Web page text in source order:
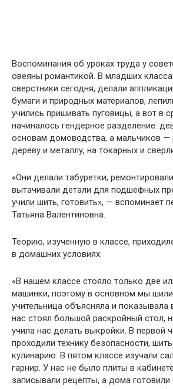
Воспоминания об уроках труда у
овеяны романтикой. В младших
сверстники сегодня, делали
бумаги и природных материалов,
учились пришивать пуговицы, а вот в
начиналось гендерное разделение:
основам домоводства, а мальчиков —
дереву и металлу, на токарных и
«Они делали табуретки,
вытачивали детали для подшефных
учили шить, готовить», — вспоминает
Татьяна Валентиновна.
Теорию, изученную в классе,
в домашних условиях:
«В нашем классе стояло только две
машинки, поэтому в основном мы
учительница объясняла и показывала
нас стоял большой раскройный стол,
учила нас делать выкройки. В первой
проходили технику безопасности,
кулинарию. В пятом классе изучали
гарнир. У нас не было плиты в
записывали рецепты, а дома готовили